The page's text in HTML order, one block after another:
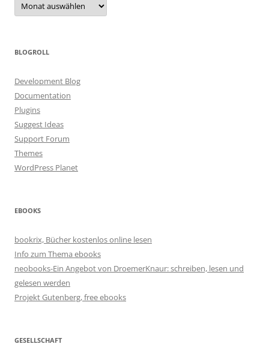
BLOGROLL
Development Blog
Documentation
Plugins
Suggest Ideas
Support Forum
Themes
WordPress Planet
EBOOKS
bookrix, Bücher kostenlos online lesen
Info zum Thema ebooks
neobooks-Ein Angebot von DroemerKnaur: schreiben, lesen und
gelesen werden
Projekt Gutenberg, free ebooks
GESELLSCHAFT